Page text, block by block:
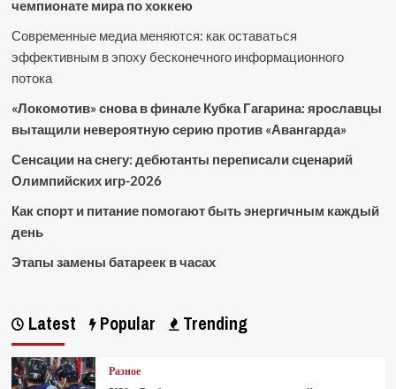
чемпионате мира по хоккею
Современные медиа меняются: как оставаться
эффективным в эпоху бесконечного информационного
потока
«Локомотив» снова в финале Кубка Гагарина: ярославцы
вытащили невероятную серию против «Авангарда»
Сенсации на снегу: дебютанты переписали сценарий
Олимпийских игр-2026
Как спорт и питание помогают быть энергичным каждый
день
Этапы замены батареек в часах
Latest Popular Trending
Разное